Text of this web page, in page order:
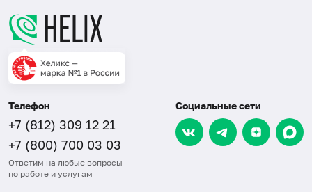
Телефон
+7 (812) 309 12 21
+7 (800) 700 03 03
Ответим на любые вопросы
по работе и услугам
Социальные сети